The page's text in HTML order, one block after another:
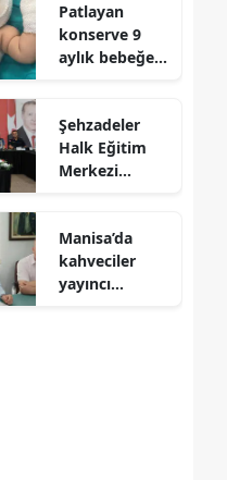
Patlayan
konserve 9
aylık bebeğe
Şehzadeler
Halk Eğitim
Merkezi
ulaşıyor
Manisa’da
kahveciler
yayıncı